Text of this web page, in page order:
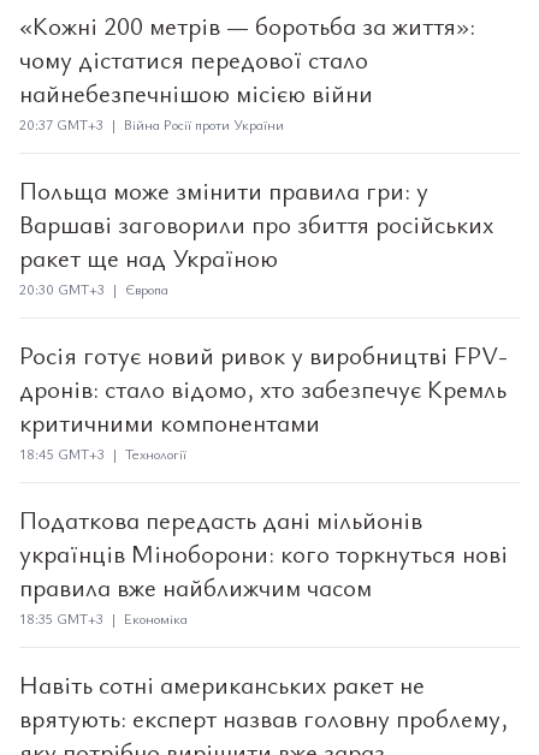
«Кожні 200 метрів — боротьба за життя»:
чому дістатися передової стало
найнебезпечнішою місією війни
20:37 GMT+3 | Війна Росії проти України
Польща може змінити правила гри: у
Варшаві заговорили про збиття російських
ракет ще над Україною
20:30 GMT+3 | Європа
Росія готує новий ривок у виробництві FPV-
дронів: стало відомо, хто забезпечує Кремль
критичними компонентами
18:45 GMT+3 | Технології
Податкова передасть дані мільйонів
українців Міноборони: кого торкнуться нові
правила вже найближчим часом
18:35 GMT+3 | Економіка
Навіть сотні американських ракет не
врятують: експерт назвав головну проблему,